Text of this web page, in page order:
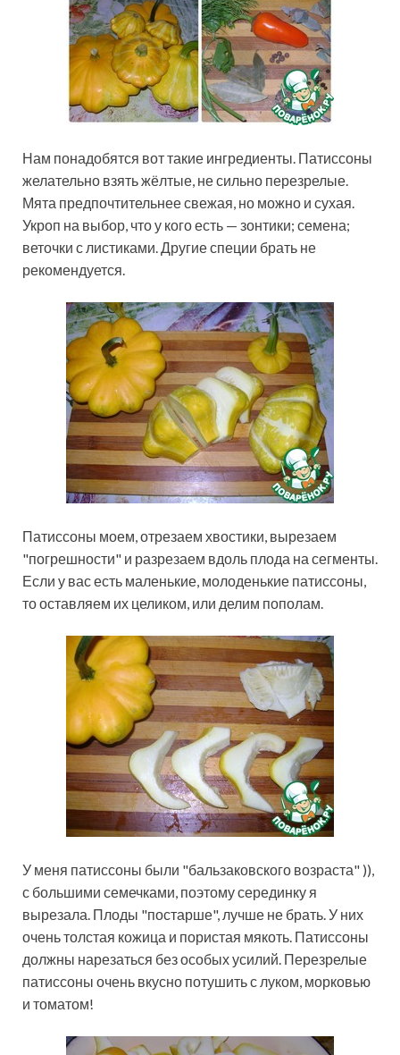
Нам понадобятся вот такие ингредиенты. Патиссоны
желательно взять жёлтые, не сильно перезрелые.
Мята предпочтительнее свежая, но можно и сухая.
Укроп на выбор, что у кого есть — зонтики; семена;
веточки с листиками. Другие специи брать не
рекомендуется.
Патиссоны моем, отрезаем хвостики, вырезаем
"погрешности" и разрезаем вдоль плода на сегменты.
Если у вас есть маленькие, молоденькие патиссоны,
то оставляем их целиком, или делим пополам.
У меня патиссоны были "бальзаковского возраста" )),
с большими семечками, поэтому серединку я
вырезала. Плоды "постарше", лучше не брать. У них
очень толстая кожица и пористая мякоть. Патиссоны
должны нарезаться без особых усилий. Перезрелые
патиссоны очень вкусно потушить с луком, морковью
и томатом!